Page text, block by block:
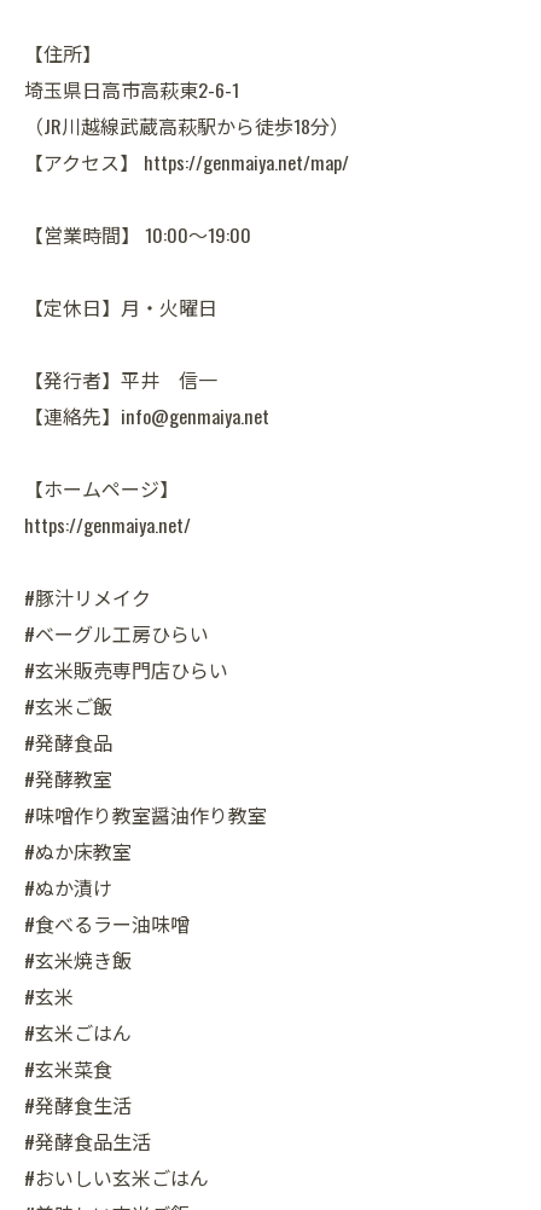
【住所】
埼玉県日高市高萩東2-6-1
（JR川越線武蔵高萩駅から徒歩18分）
【アクセス】 https://genmaiya.net/map/
【営業時間】 10:00～19:00
【定休日】月・火曜日
【発行者】平井 信一
【連絡先】info@genmaiya.net
【ホームページ】
https://genmaiya.net/
#豚汁リメイク
#ベーグル工房ひらい
#玄米販売専門店ひらい
#玄米ご飯
#発酵食品
#発酵教室
#味噌作り教室醤油作り教室
#ぬか床教室
#ぬか漬け
#食べるラー油味噌
#玄米焼き飯
#玄米
#玄米ごはん
#玄米菜食
#発酵食生活
#発酵食品生活
#おいしい玄米ごはん